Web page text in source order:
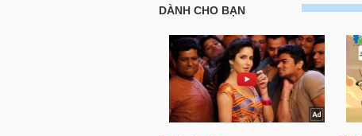
CMBB2505: Thông báo ngày